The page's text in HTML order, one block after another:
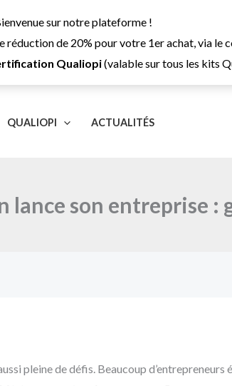
sur notre plateforme !
réduction de 20% pour votre 1er achat, via le
Qualiopi(valable sur tous les kits
QUALIOPI ACTUALITÉS
lance son entreprise :
pleine de défis. Beaucoup d’entrepreneurs